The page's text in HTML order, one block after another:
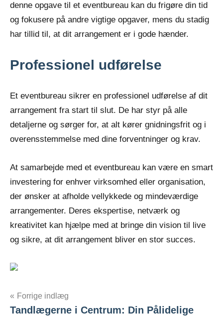
denne opgave til et eventbureau kan du frigøre din tid
og fokusere på andre vigtige opgaver, mens du stadig
har tillid til, at dit arrangement er i gode hænder.
Professionel udførelse
Et eventbureau sikrer en professionel udførelse af dit
arrangement fra start til slut. De har styr på alle
detaljerne og sørger for, at alt kører gnidningsfrit og i
overensstemmelse med dine forventninger og krav.
At samarbejde med et eventbureau kan være en smart
investering for enhver virksomhed eller organisation,
der ønsker at afholde vellykkede og mindeværdige
arrangementer. Deres ekspertise, netværk og
kreativitet kan hjælpe med at bringe din vision til live
og sikre, at dit arrangement bliver en stor succes.
Indlægsnavigation
Forrige indlæg
Tandlægerne i Centrum: Din Pålidelige